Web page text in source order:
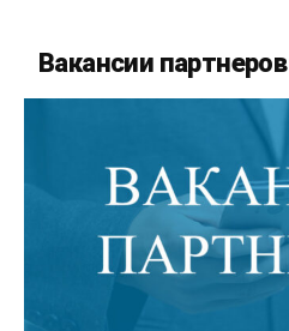
Вакансии партнеров